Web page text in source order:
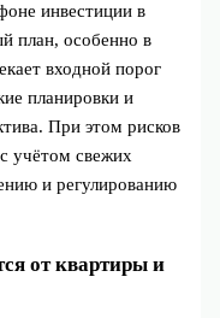
инвестиции в
план, особенно в
входной порог
планировки и
При этом рисков
учётом свежих
и регулированию
от квартиры и